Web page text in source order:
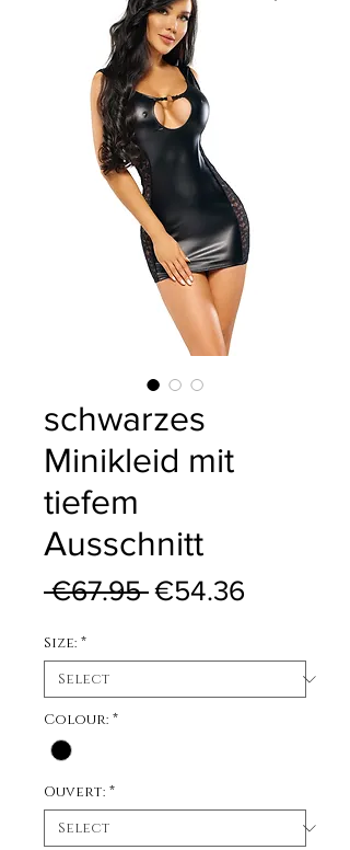
schwarzes
Minikleid mit
tiefem
Ausschnitt
€67.95 Regular Price
€54.36
Size: *
Colour: *
Ouvert: *